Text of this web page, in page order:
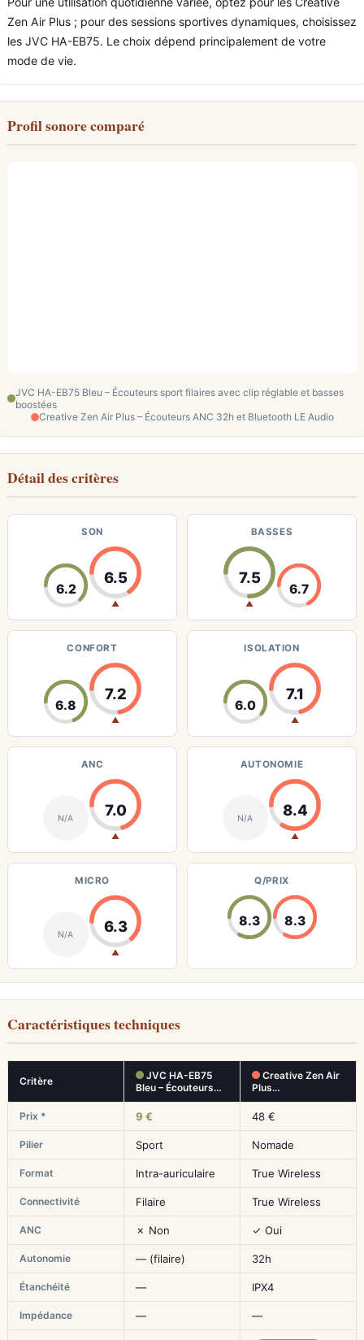
Zen Air Plus ; pour des sessions sportives dynamiques, choisissez
les JVC HA-EB75. Le choix dépend principalement de votre
mode de vie.
Profil sonore comparé
JVC HA-EB75 Bleu – Écouteurs sport filaires avec clip réglable et basses
boostées
Creative Zen Air Plus – Écouteurs ANC 32h et Bluetooth LE Audio
Détail des critères
SON
6.2
6.5
▲
BASSES
7.5
▲
6.7
CONFORT
6.8
7.2
▲
ISOLATION
6.0
7.1
▲
ANC
N/A 7.0
▲
AUTONOMIE
N/A 8.4
▲
MICRO
N/A 6.3
▲
Q/PRIX
8.3 8.3
Caractéristiques techniques
Critère
JVC HA-EB75
Bleu – Écouteurs…
Creative Zen Air
Plus…
Prix * 9 € 48 €
Pilier Sport Nomade
Format Intra-auriculaire True Wireless
Connectivité Filaire True Wireless
ANC ✗ Non ✓ Oui
Autonomie — (filaire) 32h
Étanchéité — IPX4
Impédance — —